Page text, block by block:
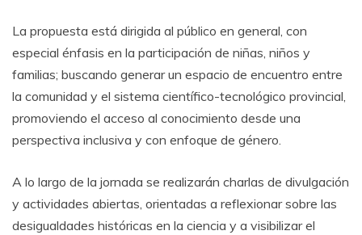
La propuesta está dirigida al público en general, con
especial énfasis en la participación de niñas, niños y
familias; buscando generar un espacio de encuentro entre
la comunidad y el sistema científico-tecnológico provincial,
promoviendo el acceso al conocimiento desde una
perspectiva inclusiva y con enfoque de género.
A lo largo de la jornada se realizarán charlas de divulgación
y actividades abiertas, orientadas a reflexionar sobre las
desigualdades históricas en la ciencia y a visibilizar el